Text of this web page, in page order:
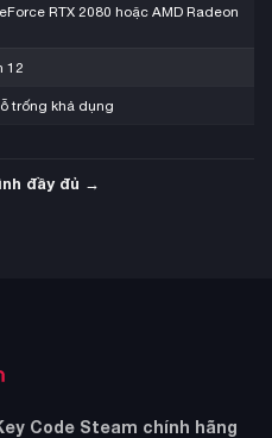
RTX 2080 hoặc AMD Radeon
12
trống khả dụng
đầy đủ →
Code Steam chính hãng